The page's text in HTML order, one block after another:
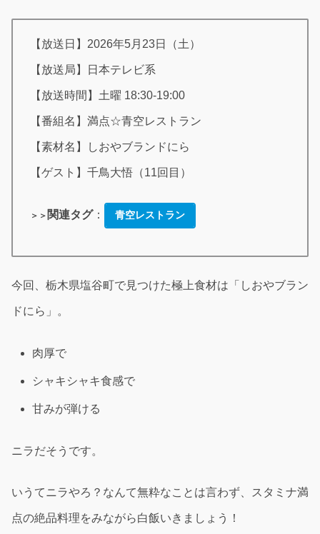
【放送日】2026年5月23日（土）
【放送局】日本テレビ系
【放送時間】土曜 18:30-19:00
【番組名】満点☆青空レストラン
【素材名】しおやブランドにら
【ゲスト】千鳥大悟（11回目）
＞＞ 関連タグ： 青空レストラン
今回、栃木県塩谷町で見つけた極上食材は「しおやブラン
ドにら」。
肉厚で
シャキシャキ食感で
甘みが弾ける
ニラだそうです。
いうてニラやろ？なんて無粋なことは言わず、スタミナ満
点の絶品料理をみながら白飯いきましょう！